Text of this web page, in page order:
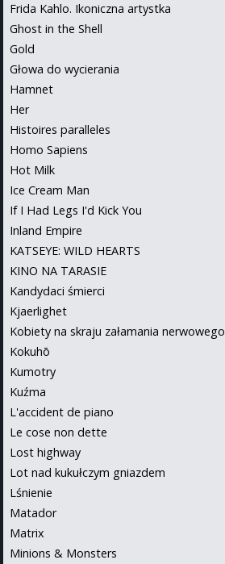
Frida Kahlo. Ikoniczna artystka
Ghost in the Shell
Gold
Głowa do wycierania
Hamnet
Her
Histoires paralleles
Homo Sapiens
Hot Milk
Ice Cream Man
If I Had Legs I'd Kick You
Inland Empire
KATSEYE: WILD HEARTS
KINO NA TARASIE
Kandydaci śmierci
Kjaerlighet
Kobiety na skraju załamania nerwowego
Kokuhō
Kumotry
Kuźma
L'accident de piano
Le cose non dette
Lost highway
Lot nad kukułczym gniazdem
Lśnienie
Matador
Matrix
Minions & Monsters